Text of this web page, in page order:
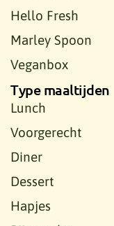
Hello Fresh
Marley Spoon
Veganbox
Type maaltijden
Lunch
Voorgerecht
Diner
Dessert
Hapjes